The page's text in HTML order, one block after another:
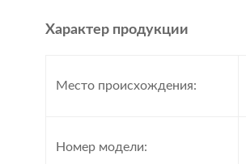
Характер продукции
Место происхождения:
Номер модели: